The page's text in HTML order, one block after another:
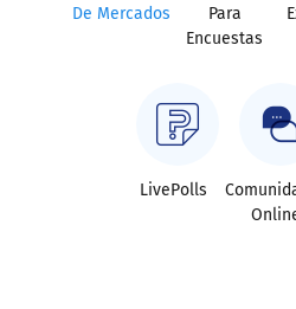
De Mercados
Para
Encuestas
LivePolls